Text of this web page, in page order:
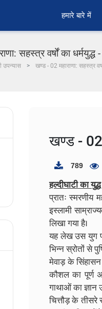
हमारे बारे में
सहस्त्र वर्षों का
उपन्यास खण्ड - 02 महाराणा: सहस्त्र
खण्ड - 02
789
हल्दीघाटी का
प्रातः
इस्लामी
लिखा गया है।
यह लेख उस युग
भिन्न स्रोतों से
मेवाड़ के
कौशल का पूर्ण
गाथाओं का ज्ञान
चित्तौड़ के तीसरे